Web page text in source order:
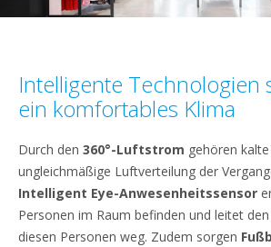
Intelligente Technologien
ein komfortables Klima
Durch den 360°-Luftstrom gehören
ungleichmäßige Luftverteilung der
Intelligent Eye-Anwesenheitssensor
Personen im Raum befinden und leitet
diesen Personen weg. Zudem sorgen